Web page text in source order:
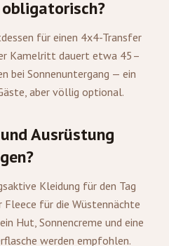
für einen 4x4-Transfer
Kamelritt dauert etwa 45–
bei Sonnenuntergang — ein
aber völlig optional.
Ausrüstung
Kleidung für den Tag
Fleece für die Wüstennächte
Hut, Sonnencreme und eine
werden empfohlen.